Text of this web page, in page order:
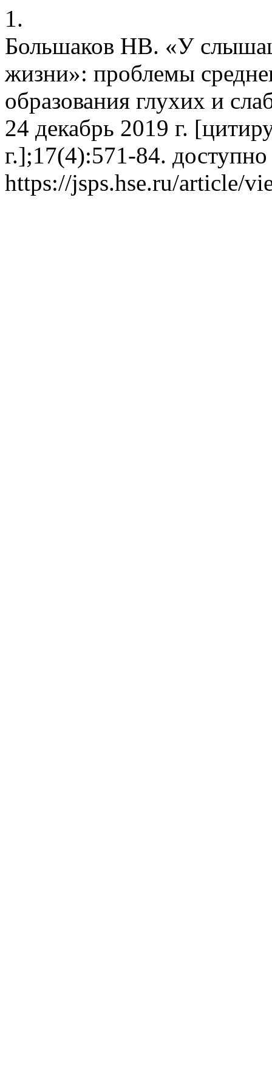
1.
Большаков НВ. «У
жизни»: проблемы
образования глухих и
24 декабрь 2019 г.
г.];17(4):571-84.
https://jsps.hse.ru/article/